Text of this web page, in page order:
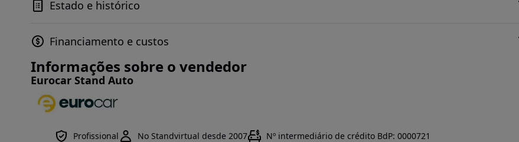
Estado e histórico
Financiamento e custos
Informações sobre o vendedor
Eurocar Stand Auto
Profissional No Standvirtual desde 2007 Nº intermediário de crédito BdP: 0000721